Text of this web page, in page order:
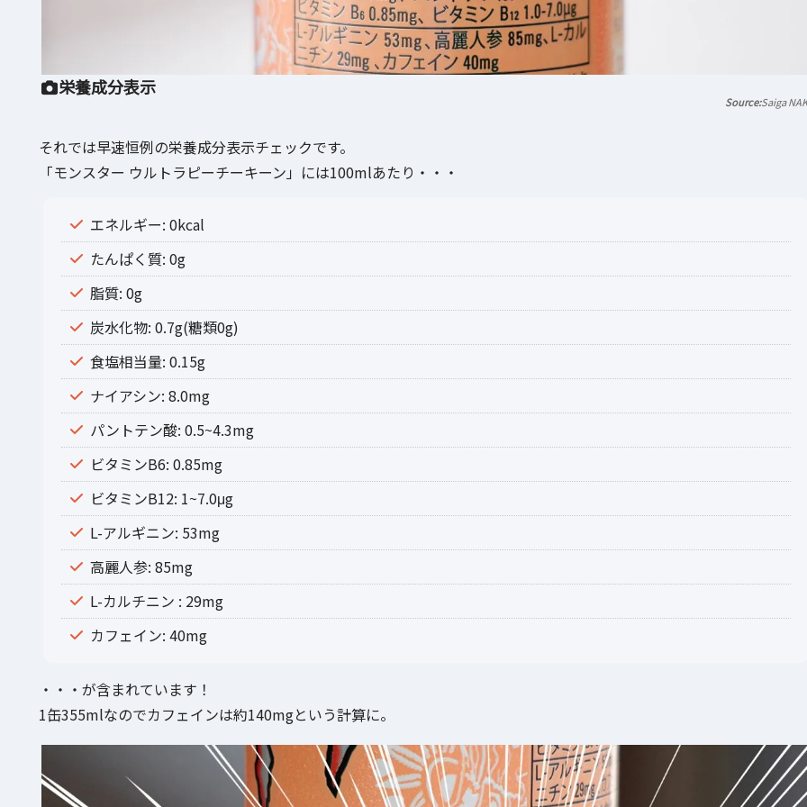
栄養成分表示
Saiga NAK
それでは早速恒例の栄養成分表示チェックです。
「モンスター ウルトラピーチーキーン」には100mlあたり・・・
エネルギー: 0kcal
たんぱく質: 0g
脂質: 0g
炭水化物: 0.7g(糖類0g)
食塩相当量: 0.15g
ナイアシン: 8.0mg
パントテン酸: 0.5~4.3mg
ビタミンB6: 0.85mg
ビタミンB12: 1~7.0μg
L-アルギニン: 53mg
高麗人参: 85mg
L-カルチニン : 29mg
カフェイン: 40mg
・・・が含まれています！
1缶355mlなのでカフェインは約140mgという計算に。